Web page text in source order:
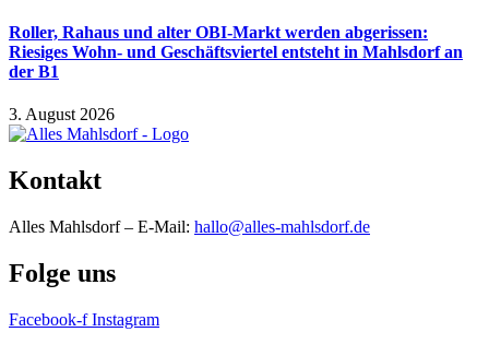
Roller, Rahaus und alter OBI-Markt werden abgerissen:
Riesiges Wohn- und Geschäftsviertel entsteht in Mahlsdorf an
der B1
3. August 2026
Kontakt
Alles Mahlsdorf – E-Mail: hallo@alles-mahlsdorf.de
Folge uns
Facebook-f Instagram